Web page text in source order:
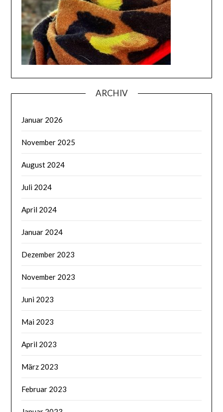
ARCHIV
Januar 2026
November 2025
August 2024
Juli 2024
April 2024
Januar 2024
Dezember 2023
November 2023
Juni 2023
Mai 2023
April 2023
März 2023
Februar 2023